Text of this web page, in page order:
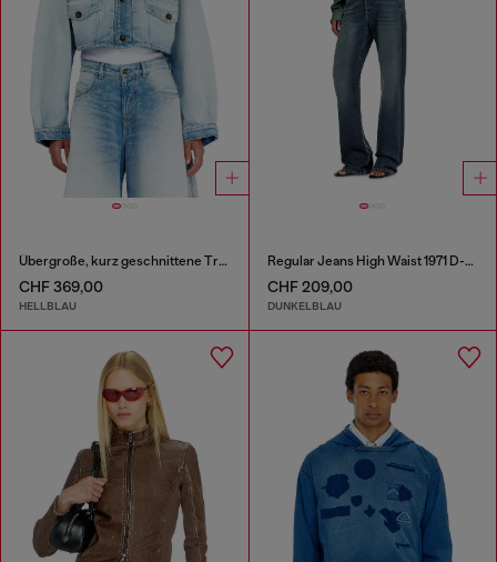
Übergroße, kurz geschnittene Truckerjacke
CHF 369,00
HELLBLAU
Regular Jeans High Waist 1971 D-Sent
CHF 209,00
DUNKELBLAU